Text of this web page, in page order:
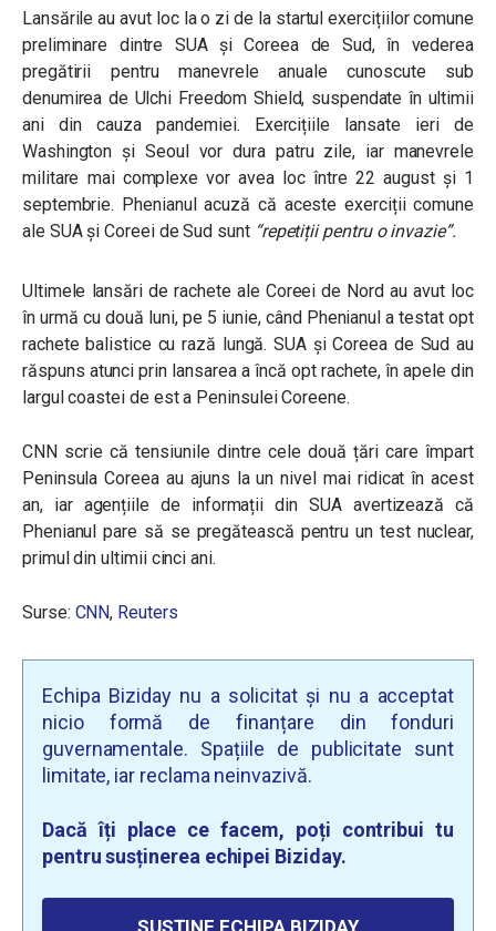
Lansările au avut loc la o zi de la startul exercițiilor comune
preliminare dintre SUA și Coreea de Sud, în vederea
pregătirii pentru manevrele anuale cunoscute sub
denumirea de Ulchi Freedom Shield, suspendate în ultimii
ani din cauza pandemiei. Exercițiile lansate ieri de
Washington și Seoul vor dura patru zile, iar manevrele
militare mai complexe vor avea loc între 22 august și 1
septembrie. Phenianul acuză că aceste exerciții comune
ale SUA și Coreei de Sud sunt “repetiții pentru o invazie”.
Ultimele lansări de rachete ale Coreei de Nord au avut loc
în urmă cu două luni, pe 5 iunie, când Phenianul a testat opt
rachete balistice cu rază lungă. SUA și Coreea de Sud au
răspuns atunci prin lansarea a încă opt rachete, în apele din
largul coastei de est a Peninsulei Coreene.
CNN scrie că tensiunile dintre cele două țări care împart
Peninsula Coreea au ajuns la un nivel mai ridicat în acest
an, iar agențiile de informații din SUA avertizează că
Phenianul pare să se pregătească pentru un test nuclear,
primul din ultimii cinci ani.
Surse: CNN, Reuters
Echipa Biziday nu a solicitat și nu a acceptat
nicio formă de finanțare din fonduri
guvernamentale. Spațiile de publicitate sunt
limitate, iar reclama neinvazivă.
Dacă îți place ce facem, poți contribui tu
pentru susținerea echipei Biziday.
SUSȚINE ECHIPA BIZIDAY